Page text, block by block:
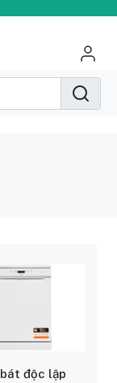
độc lập